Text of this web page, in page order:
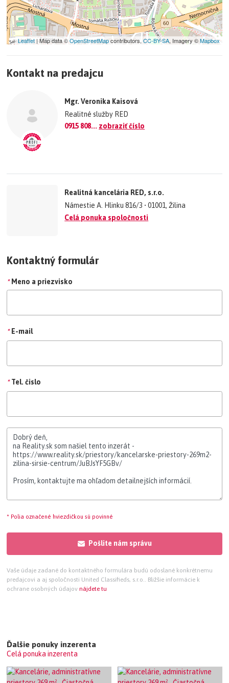
−
Leaflet| Map data ©OpenStreetMapcontributors, CC-BY-SA, Imagery ©Mapbox
Kontakt na predajcu
Mgr. Veronika Kaisová
Realitné služby RED
0915 808... zobraziť číslo
Realitná kancelária RED, s.r.o.
Námestie A. Hlinku 816/3 • 01001, Žilina
Celá ponuka spoločnosti
Kontaktný formulár
* Meno a priezvisko
* E-mail
* Tel. čislo
* Polia označené hviezdičkou sú povinné
Pošlite nám správu
Vaše údaje zadané do kontaktného formulára budú odoslané konkrétnemu
predajcovi a aj spoločnosti United Classifieds, s.r.o.. Bližšie informácie k
ochrane osobných údajov nájdete tu
Ďalšie ponuky inzerenta
Celá ponuka inzerenta